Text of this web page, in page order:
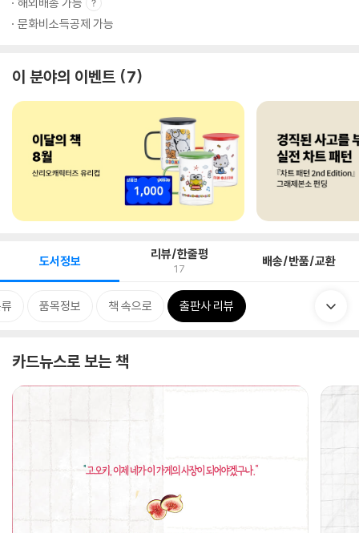
문화비소득공제 가능
이 분야의 이벤트 7
도서정보 리뷰/한줄평
17 배송/반품/교환
품목정보 책 속으로 출판사 리뷰
카드뉴스로 보는 책